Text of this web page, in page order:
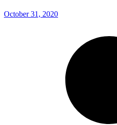
October 31, 2020